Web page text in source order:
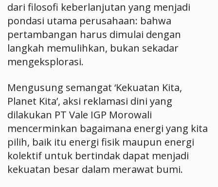
dari filosofi keberlanjutan yang menjadi
pondasi utama perusahaan: bahwa
pertambangan harus dimulai dengan
langkah memulihkan, bukan sekadar
mengeksplorasi.
Mengusung semangat ‘Kekuatan Kita,
Planet Kita’, aksi reklamasi dini yang
dilakukan PT Vale IGP Morowali
mencerminkan bagaimana energi yang kita
pilih, baik itu energi fisik maupun energi
kolektif untuk bertindak dapat menjadi
kekuatan besar dalam merawat bumi.